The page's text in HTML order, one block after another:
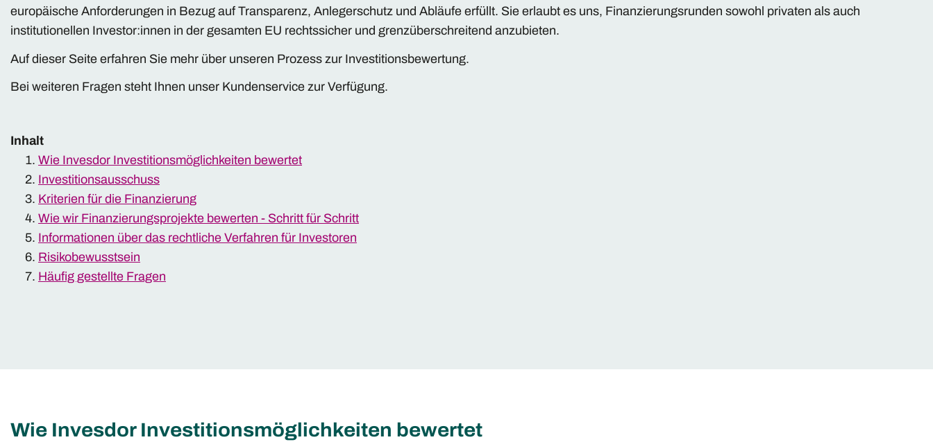
europäische Anforderungen in Bezug auf Transparenz, Anlegerschutz und Abläufe erfüllt. Sie erlaubt es uns, Finanzierungsrunden sowohl privaten als auch
institutionellen Investor:innen in der gesamten EU rechtssicher und grenzüberschreitend anzubieten.
Auf dieser Seite erfahren Sie mehr über unseren Prozess zur Investitionsbewertung.
Bei weiteren Fragen steht Ihnen unser Kundenservice zur Verfügung.
Inhalt
Wie Invesdor Investitionsmöglichkeiten bewertet
Investitionsausschuss
Kriterien für die Finanzierung
Wie wir Finanzierungsprojekte bewerten - Schritt für Schritt
Informationen über das rechtliche Verfahren für Investoren
Risikobewusstsein
Häufig gestellte Fragen
Wie Invesdor Investitionsmöglichkeiten bewertet